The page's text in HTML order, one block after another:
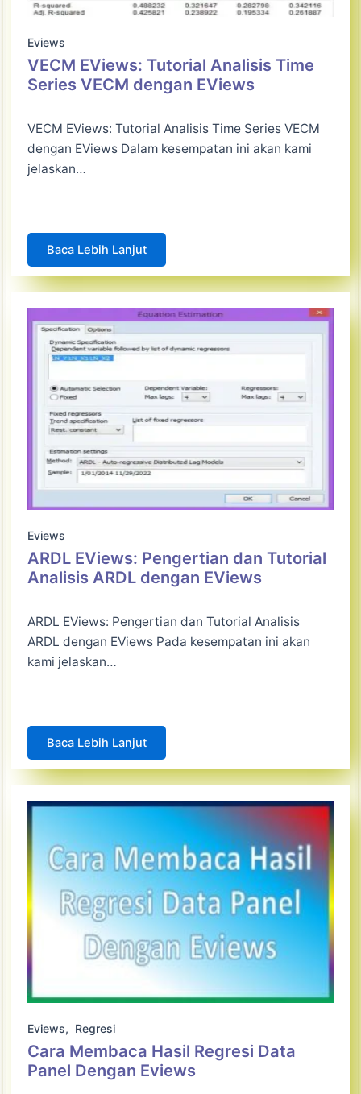
Eviews
VECM EViews: Tutorial Analisis Time
Series VECM dengan EViews
VECM EViews: Tutorial Analisis Time Series VECM
dengan EViews Dalam kesempatan ini akan kami
jelaskan…
Baca Lebih Lanjut
Eviews
ARDL EViews: Pengertian dan Tutorial
Analisis ARDL dengan EViews
ARDL EViews: Pengertian dan Tutorial Analisis
ARDL dengan EViews Pada kesempatan ini akan
kami jelaskan…
Baca Lebih Lanjut
Eviews, Regresi
Cara Membaca Hasil Regresi Data
Panel Dengan Eviews